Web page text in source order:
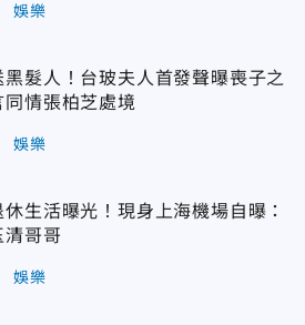
娛樂
黑髮人！台玻夫人首發聲曝喪子之
情張柏芝處境
娛樂
休生活曝光！現身上海機場自曝：
清哥哥
娛樂